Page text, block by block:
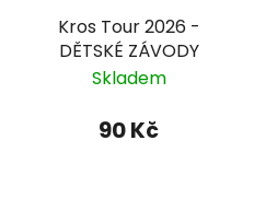
Kros Tour 2026 -
DĚTSKÉ ZÁVODY
Skladem
90 Kč